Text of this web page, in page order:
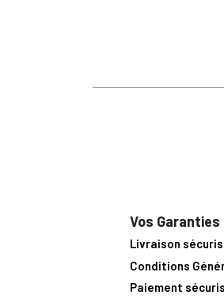
Vos Garanties
Livraison
Conditions
Paiement